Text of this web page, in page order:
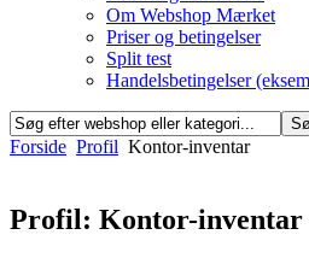
Om Webshop Mærket
Priser og betingelser
Split test
Handelsbetingelser
Forside Profil Kontor-inventar
Profil: Kontor-inventar